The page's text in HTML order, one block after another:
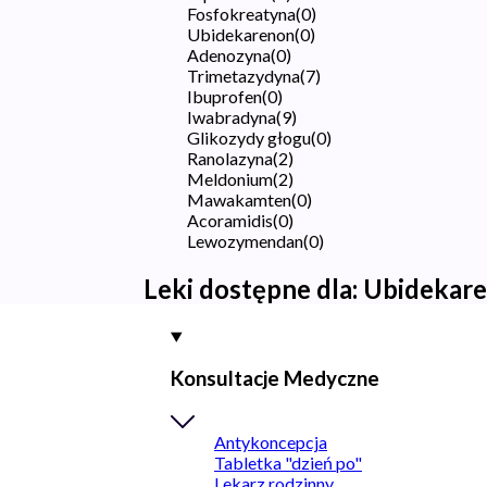
Fosfokreatyna(0)
Ubidekarenon(0)
Adenozyna(0)
Trimetazydyna(7)
Ibuprofen(0)
Iwabradyna(9)
Glikozydy głogu(0)
Ranolazyna(2)
Meldonium(2)
Mawakamten(0)
Acoramidis(0)
Lewozymendan(0)
Leki dostępne dla:
Konsultacje Medyczne
Antykoncepcja
Tabletka "dzień po"